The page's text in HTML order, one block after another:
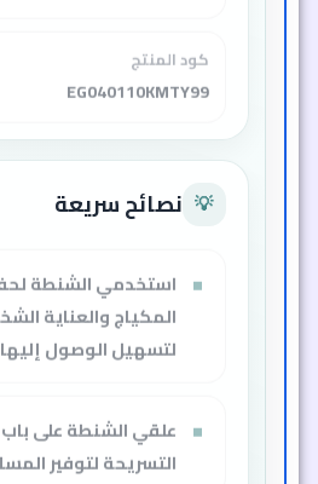
كود المنتج
EG040110KMTY99
💡 نصائح سريعة
استخدمي الشنطة
المكياج والعناية
لتسهيل الوصول إليها
علقي الشنطة على باب
التسريحة لتوفير